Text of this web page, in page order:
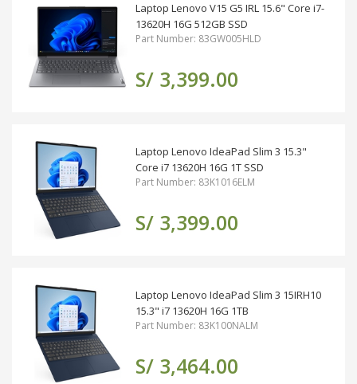
Laptop Lenovo V15 G5 IRL 15.6" Core i7-
13620H 16G 512GB SSD
Part Number: 83GW005HLD
S/ 3,399.00
Laptop Lenovo IdeaPad Slim 3 15.3"
Core i7 13620H 16G 1T SSD
Part Number: 83K1016ELM
S/ 3,399.00
Laptop Lenovo IdeaPad Slim 3 15IRH10
15.3" i7 13620H 16G 1TB
Part Number: 83K100NALM
S/ 3,464.00